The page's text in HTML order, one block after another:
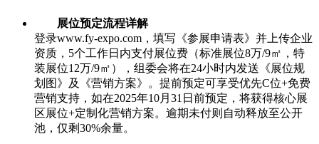
展位预定流程详解
登录www.fy-expo.com，填写《参展申请表》并上传企业
资质，5个工作日内支付展位费（标准展位8万/9㎡，特
装展位12万/9㎡），组委会将在24小时内发送《展位规
划图》及《营销方案》。提前预定可享受优先C位+免费
营销支持，如在2025年10月31日前预定，将获得核心展
区展位+定制化营销方案。逾期未付则自动释放至公开
池，仅剩30%余量。